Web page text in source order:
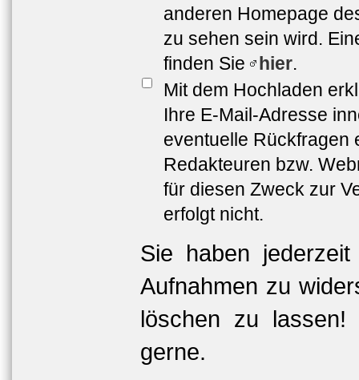
anderen Homepage
zu sehen sein wird.
finden Sie
hier.
Mit dem Hochladen
Ihre E-Mail-Adresse
eventuelle Rückfragen
Redakteuren bzw.
für diesen Zweck zur
erfolgt nicht.
Sie haben
Aufnahmen zu
löschen zu lassen!
gerne.